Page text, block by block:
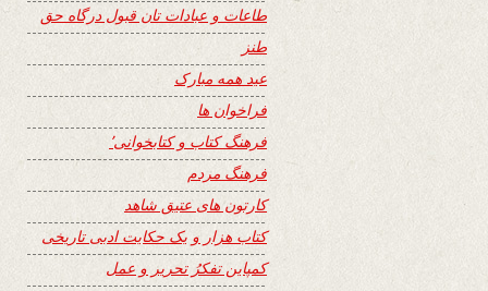
طاعات و عبادات تان قبول درگاه حق
طنز
عید همه مبارک
فراخوان ها
فرهنگ کتاب و کتابخوانی٬
فرهنگ مردم
کارتون های عتیق شاهد
کتاب هزار و یک حکایت ادبی تاریخی
کمپاین تفکرُ تحریر و عمل